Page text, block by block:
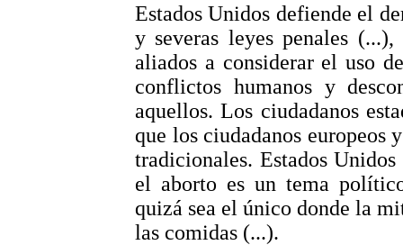
Estados Unidos defiende el
y severas leyes penales
aliados a considerar el uso
conflictos humanos y
aquellos. Los ciudadanos
que los ciudadanos europeos
tradicionales. Estados
el aborto es un tema
quizá sea el único donde la
las comidas (...).